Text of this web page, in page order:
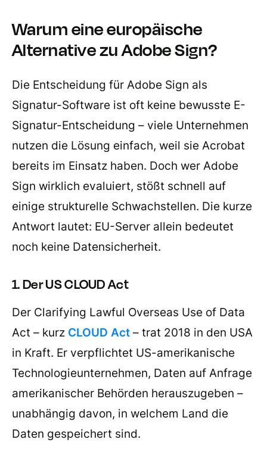
Warum eine europäische
Alternative zu Adobe Sign?
Die Entscheidung für Adobe Sign als
Signatur-Software ist oft keine bewusste E-
Signatur-Entscheidung – viele Unternehmen
nutzen die Lösung einfach, weil sie Acrobat
bereits im Einsatz haben. Doch wer Adobe
Sign wirklich evaluiert, stößt schnell auf
einige strukturelle Schwachstellen. Die kurze
Antwort lautet: EU-Server allein bedeutet
noch keine Datensicherheit.
1. Der US CLOUD Act
Der Clarifying Lawful Overseas Use of Data
Act – kurz CLOUD Act – trat 2018 in den USA
in Kraft. Er verpflichtet US-amerikanische
Technologieunternehmen, Daten auf Anfrage
amerikanischer Behörden herauszugeben –
unabhängig davon, in welchem Land die
Daten gespeichert sind.